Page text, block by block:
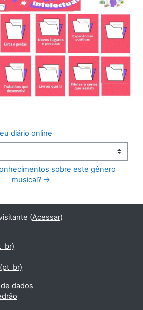
diário online
sobre este gênero
musical? →
(Acessar)
dados